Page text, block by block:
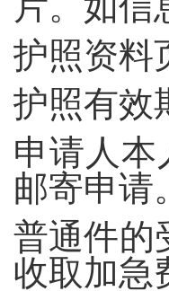
护照资料
护照有效
申请人
邮寄申请。
普通件的
收取加急